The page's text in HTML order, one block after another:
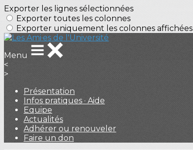
Exporter les lignes sélectionnées
Exporter toutes les colonnes
Exporter uniquement les colonnes affichées
Menu
<
>
Présentation
Infos pratiques · Aide
Equipe
Actualités
Adhérer ou renouveler
Faire un don